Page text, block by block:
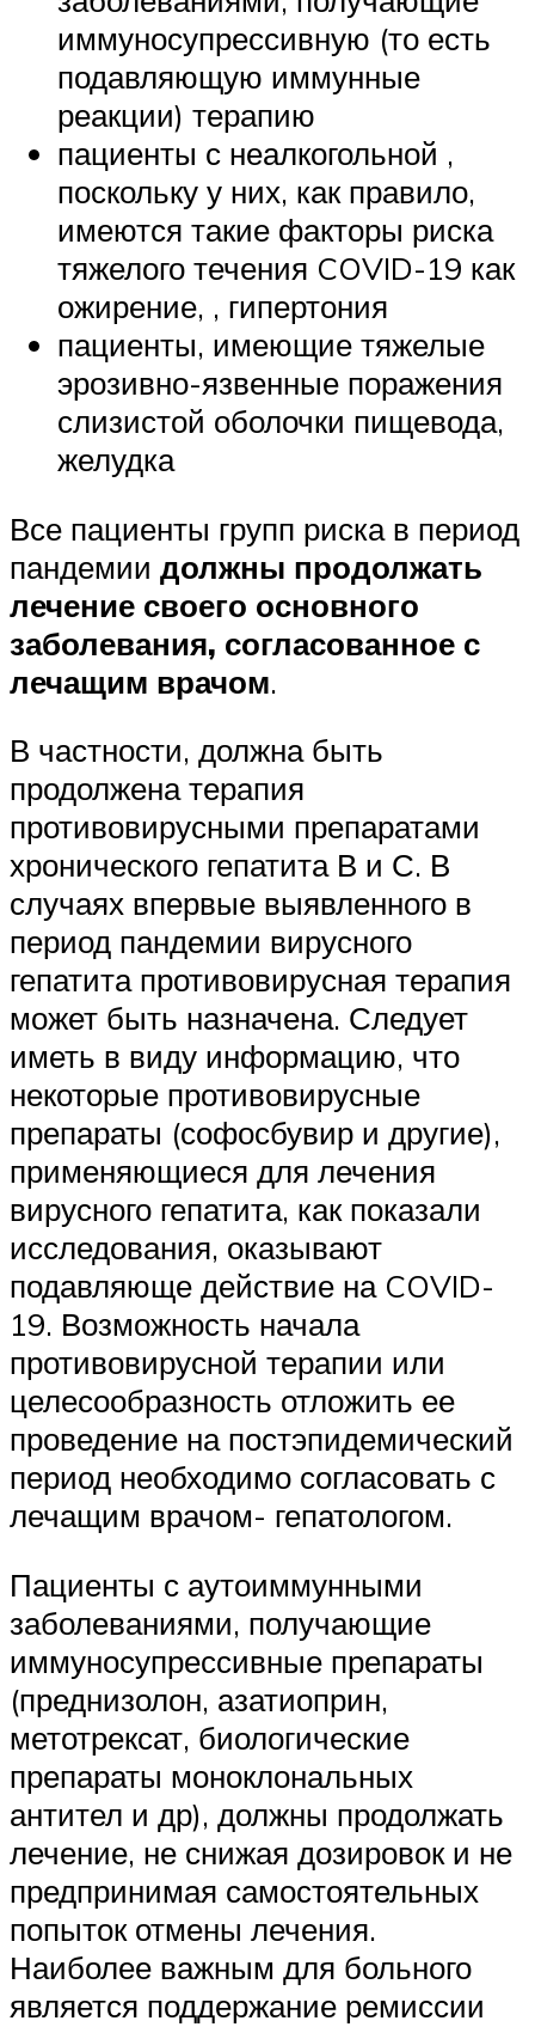
иммуносупрессивную (то есть
подавляющую иммунные
реакции) терапию
пациенты с неалкогольной ,
поскольку у них, как правило,
имеются такие факторы риска
тяжелого течения COVID-19 как
ожирение, , гипертония
пациенты, имеющие тяжелые
эрозивно-язвенные поражения
слизистой оболочки пищевода,
желудка
Все пациенты групп риска в период
пандемии должны продолжать
лечение своего основного
заболевания, согласованное с
лечащим врачом.
В частности, должна быть
продолжена терапия
противовирусными препаратами
хронического гепатита В и С. В
случаях впервые выявленного в
период пандемии вирусного
гепатита противовирусная терапия
может быть назначена. Следует
иметь в виду информацию, что
некоторые противовирусные
препараты (софосбувир и другие),
применяющиеся для лечения
вирусного гепатита, как показали
исследования, оказывают
подавляюще действие на COVID-
19. Возможность начала
противовирусной терапии или
целесообразность отложить ее
проведение на постэпидемический
период необходимо согласовать с
лечащим врачом- гепатологом.
Пациенты с аутоиммунными
заболеваниями, получающие
иммуносупрессивные препараты
(преднизолон, азатиоприн,
метотрексат, биологические
препараты моноклональных
антител и др), должны продолжать
лечение, не снижая дозировок и не
предпринимая самостоятельных
попыток отмены лечения.
Наиболее важным для больного
является поддержание ремиссии